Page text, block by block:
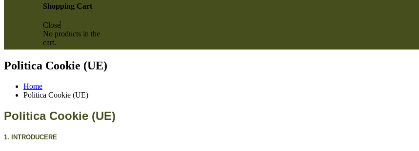
Shopping Cart
Close
No products in the
cart.
Politica Cookie (UE)
Home
Politica Cookie (UE)
Politica Cookie (UE)
1. INTRODUCERE